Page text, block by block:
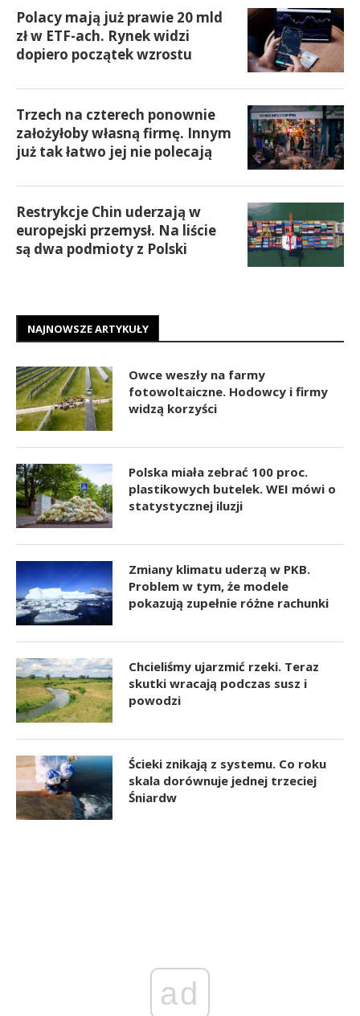
Polacy mają już prawie 20 mld
zł w ETF-ach. Rynek widzi
dopiero początek wzrostu
Trzech na czterech ponownie
założyłoby własną firmę. Innym
już tak łatwo jej nie polecają
Restrykcje Chin uderzają w
europejski przemysł. Na liście
są dwa podmioty z Polski
NAJNOWSZE ARTYKUŁY
Owce weszły na farmy
fotowoltaiczne. Hodowcy i firmy
widzą korzyści
Polska miała zebrać 100 proc.
plastikowych butelek. WEI mówi o
statystycznej iluzji
Zmiany klimatu uderzą w PKB.
Problem w tym, że modele
pokazują zupełnie różne rachunki
Chcieliśmy ujarzmić rzeki. Teraz
skutki wracają podczas susz i
powodzi
Ścieki znikają z systemu. Co roku
skala dorównuje jednej trzeciej
Śniardw
ad